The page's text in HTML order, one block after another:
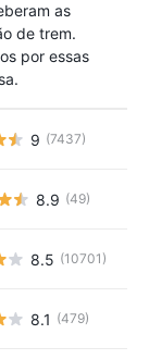
as
de trem.
por essas
9 (7437)
8.9 (49)
8.5 (10701)
8.1 (479)